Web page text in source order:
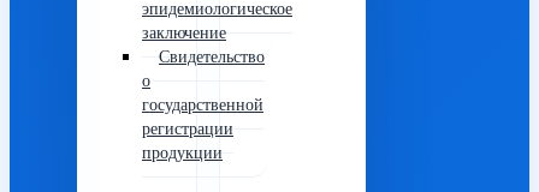
эпидемиологическое
заключение
Свидетельство
о
государственной
регистрации
продукции